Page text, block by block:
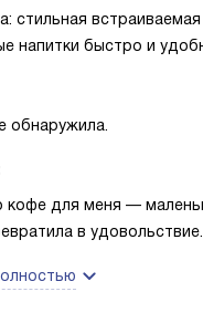
он запускается одним
делает машину по-
стильная
напитки быстро и
обнаружила.
кофе для меня —
в
что и как выбирается.